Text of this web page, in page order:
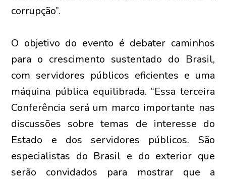
corrupção”.
O objetivo do evento é debater caminhos
para o crescimento sustentado do Brasil,
com servidores públicos eficientes e uma
máquina pública equilibrada. “Essa terceira
Conferência será um marco importante nas
discussões sobre temas de interesse do
Estado e dos servidores públicos. São
especialistas do Brasil e do exterior que
serão convidados para mostrar que a